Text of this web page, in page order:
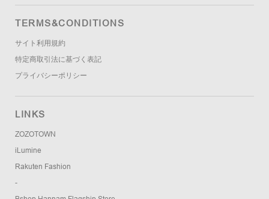
TERMS&CONDITIONS
サイト利用規約
特定商取引法に基づく表記
プライバシーポリシー
LINKS
ZOZOTOWN
iLumine
Rakuten Fashion
-